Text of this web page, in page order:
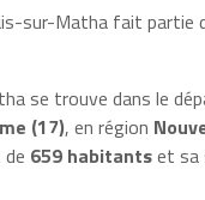
sur-Matha fait partie
se trouve dans le
(17), en région
659 habitantset sa